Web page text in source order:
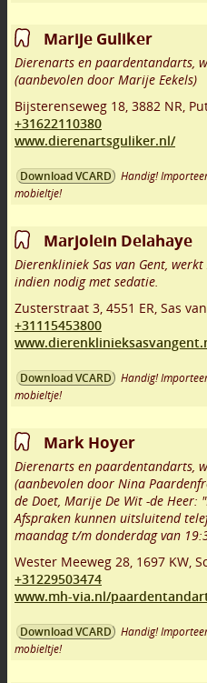
Marije Guliker
Dierenarts en paardentandarts,
(aanbevolen door Marije Eekels)
Bijsterenseweg 18 3882 NR
+31622110380
www.dierenartsguliker.nl/
Download VCARD
Handig!
mobieltje!
Marjolein Delahaye
Dierenkliniek Sas van Gent,
indien nodig met sedatie.
Zusterstraat 3 4551 ER Sas
+31115453800
Download VCARD
Handig!
mobieltje!
Mark Hoyer
Dierenarts en paardentandarts,
(aanbevolen door Nina
de Doet, Marije De Wit -de Heer:
Afspraken kunnen uitsluitend
maandag t/m donderdag van
Wester Meeweg 28 1697 KW
+31229503474
www.mh-via.nl/
Download VCARD
Handig!
mobieltje!